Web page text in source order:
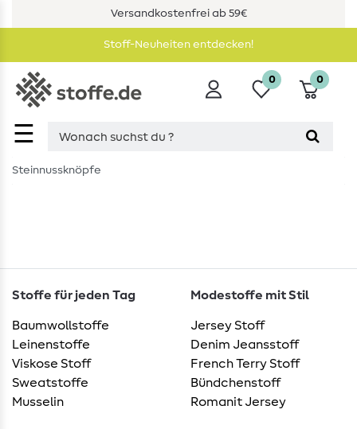
Versandkostenfrei ab 59€
Stoff-Neuheiten entdecken!
☰
0 0
Steinnussknöpfe
Stoffe für jeden Tag
Baumwollstoffe
Leinenstoffe
Viskose Stoff
Sweatstoffe
Musselin
Modestoffe mit Stil
Jersey Stoff
Denim Jeansstoff
French Terry Stoff
Bündchenstoff
Romanit Jersey